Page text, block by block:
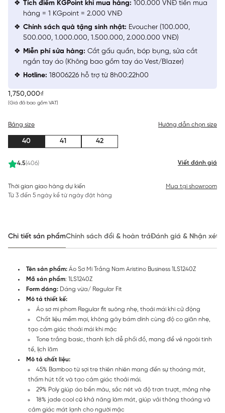
1,750,000₫
(Giá đã bao gồm VAT)
4.5(406) Viết đánh giá
Bảng size Hướng dẫn chọn size
40 41 42
Thời gian giao hàng dự kiến
Từ 3 đến 5 ngày kể từ ngày đặt hàng
Mua tại showroom
Tích điểm KGPoint khi mua hàng: 100.000 VNĐ tiền mua
hàng = 1 KGpoint = 2.000 VNĐ
Chính sách quà tặng sinh nhật: Evoucher (100.000,
500.000, 1.000.000, 1.500.000, 2.000.000 VNĐ)
Miễn phí sửa hàng: Cắt gấu quần, bóp bụng, sửa cắt
ngắn tay áo (Không bao gồm tay áo Vest/Blazer)
Hotline: 18006226 hỗ trợ từ 8h00:22h00
Chi tiết sản phẩmChính sách đổi & hoàn trảĐánh giá & Nhận xét
Tên sản phẩm: Áo Sơ Mi Trắng Nam Aristino Business 1LS1240Z
Mã sản phẩm: 1LS1240Z
Form dáng: Dáng vừa/ Regular Fit
Mô tả thiết kế:
Áo sơ mi phom Regular fit suông nhẹ, thoải mái khi cử động
Chất liệu mềm mại, không gây bám dính cùng độ co giãn nhẹ,
tạo cảm giác thoải mái khi mặc
Tone trắng basic, thanh lịch dễ phối đồ, mang để vẻ ngoài tinh
tế, lịch lãm
Mô tả chất liệu:
45% Bamboo từ sợi tre thiên nhiên mang đến sự thoáng mát,
thấm hút tốt và tạo cảm giác thoải mái.
29% Poly giúp áo bền màu, sắc nét và độ trơn trượt, mỏng nhẹ
18% jade cool có khả năng làm mát, giúp vải thông thoáng và
cảm giác mát lạnh cho người mặc